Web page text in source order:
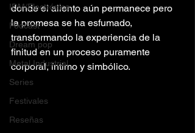
IDM/Electrónica
Podcast
Dream pop
Metal Industrial
Series
Festivales
Reseñas
donde el aliento aún permanece pero
la promesa se ha esfumado,
transformando la experiencia de la
finitud en un proceso puramente
corporal, íntimo y simbólico.